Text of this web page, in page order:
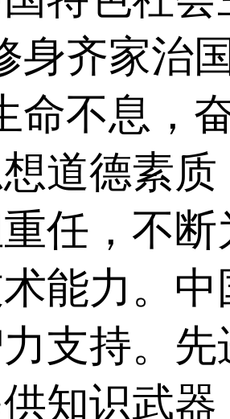
身齐家治
命不息，
道德素
任，不
能力。
支持。
知识武